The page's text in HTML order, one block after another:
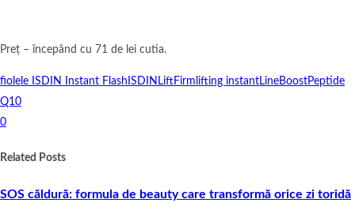
Preț – începând cu 71 de lei cutia.
fiolele ISDIN Instant Flash ISDIN LiftFirm lifting instantLineBoostPeptide
Q10
0
Related Posts
SOS căldură: formula de beauty care transformă orice zi toridă